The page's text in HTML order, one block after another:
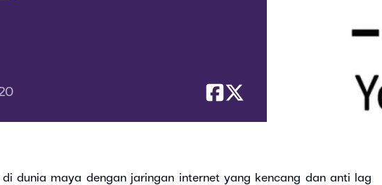
di dunia maya dengan jaringan internet yang kencang dan anti lag